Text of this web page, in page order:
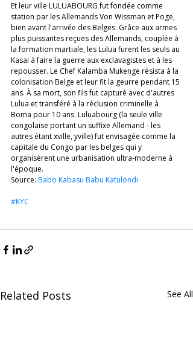
Et leur ville LULUABOURG fut fondée comme
station par les Allemands Von Wissman et Poge,
bien avant l'arrivée des Belges. Grâce aux armes
plus puissantes reçues des Allemands, couplée à
la formation martiale, les Lulua furent les seuls au
Kasai à faire la guerre aux exclavagistes et à les
repousser. Le Chef Kalamba Mukenge résista à la
colonisation Belge et leur fit la geurre pendant 15
ans. À sa mort, son fils fut capturé avec d'autres
Lulua et transféré à la réclusion criminelle à
Boma pour 10 ans. Luluabourg (la seule ville
congolaise portant un suffixe Allemand - les
autres étant xville, yville) fut envisagée comme la
capitale du Congo par les belges qui y
organisèrent une urbanisation ultra-moderne à
l'époque.
Source: Babo Kabasu Babu Katulondi
#KYC
Related Posts See All